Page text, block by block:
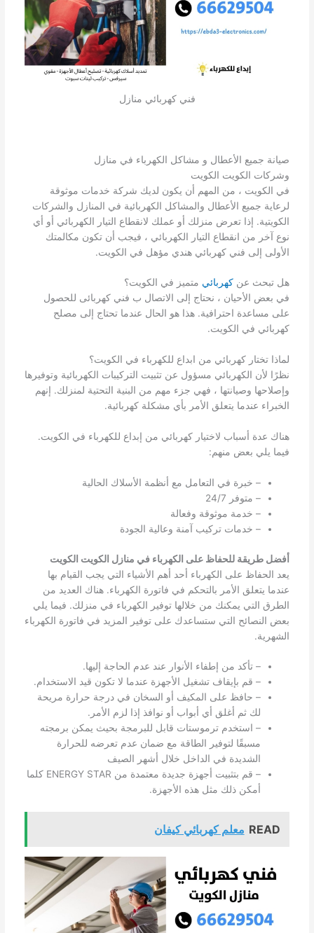
فني كهربائي منازل
صيانة جميع الأعطال و مشاكل الكهرباء في منازل
وشركات الكويت الكويت
في الكويت ، من المهم أن يكون لديك شركة خدمات موثوقة
لرعاية جميع الأعطال والمشاكل الكهربائية في المنازل والشركات
الكويتية. إذا تعرض منزلك أو عملك لانقطاع التيار الكهربائي أو أي
نوع آخر من انقطاع التيار الكهربائي ، فيجب أن تكون مكالمتك
الأولى إلى فني كهربائي هندي مؤهل في الكويت.
هل تبحث عن كهربائي متميز في الكويت؟
في بعض الأحيان ، نحتاج إلى الاتصال ب فني كهربائى للحصول
على مساعدة احترافية. هذا هو الحال عندما تحتاج إلى مصلح
كهربائي في الكويت.
لماذا تختار كهربائي من ابداع للكهرباء في الكويت؟
نظرًا لأن الكهربائي مسؤول عن تثبيت التركيبات الكهربائية وتوفيرها
وإصلاحها وصيانتها ، فهي جزء مهم من البنية التحتية لمنزلك. إنهم
الخبراء عندما يتعلق الأمر بأي مشكلة كهربائية.
هناك عدة أسباب لاختيار كهربائي من إبداع للكهرباء في الكويت.
فيما يلي بعض منهم:
– خبرة في التعامل مع أنظمة الأسلاك الحالية
– متوفر 24/7
– خدمة موثوقة وفعالة
– خدمات تركيب آمنة وعالية الجودة
أفضل طريقة للحفاظ على الكهرباء في منازل الكويت الكويت
يعد الحفاظ على الكهرباء أحد أهم الأشياء التي يجب القيام بها
عندما يتعلق الأمر بالتحكم في فاتورة الكهرباء. هناك العديد من
الطرق التي يمكنك من خلالها توفير الكهرباء في منزلك. فيما يلي
بعض النصائح التي ستساعدك على توفير المزيد في فاتورة الكهرباء
الشهرية.
– تأكد من إطفاء الأنوار عند عدم الحاجة إليها.
– قم بإيقاف تشغيل الأجهزة عندما لا تكون قيد الاستخدام.
– حافظ على المكيف أو السخان في درجة حرارة مريحة
لك ثم أغلق أي أبواب أو نوافذ إذا لزم الأمر.
– استخدم ترموستات قابل للبرمجة بحيث يمكن برمجته
مسبقًا لتوفير الطاقة مع ضمان عدم تعرضه للحرارة
الشديدة في الداخل خلال أشهر الصيف
– قم بتثبيت أجهزة جديدة معتمدة من ENERGY STAR كلما
أمكن ذلك مثل هذه الأجهزة.
READ معلم كهربائي كيفان